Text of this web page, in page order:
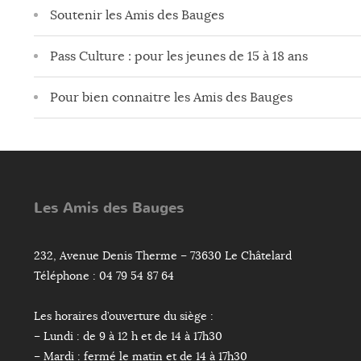
Soutenir les Amis des Bauges
Pass Culture : pour les jeunes de 15 à 18 ans
Pour bien connaitre les Amis des Bauges
Les Amis des Bauges
232, Avenue Denis Therme – 73630 Le Châtelard
Téléphone : 04 79 54 87 64
Les horaires d’ouverture du siège :
– Lundi : de 9 à 12 h et de 14 à 17h30
– Mardi : fermé le matin et de 14 à 17h30